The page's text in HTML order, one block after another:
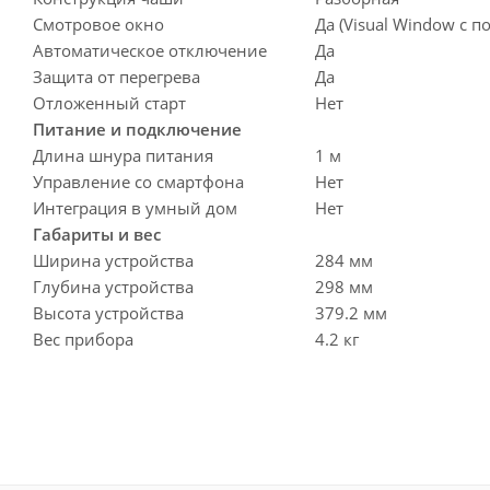
Смотровое окно
Да (Visual Window с
Автоматическое отключение
Да
Защита от перегрева
Да
Отложенный старт
Нет
Питание и подключение
Длина шнура питания
1 м
Управление со смартфона
Нет
Интеграция в умный дом
Нет
Габариты и вес
Ширина устройства
284 мм
Глубина устройства
298 мм
Высота устройства
379.2 мм
Вес прибора
4.2 кг